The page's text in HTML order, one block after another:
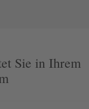
Sie in Ihrem